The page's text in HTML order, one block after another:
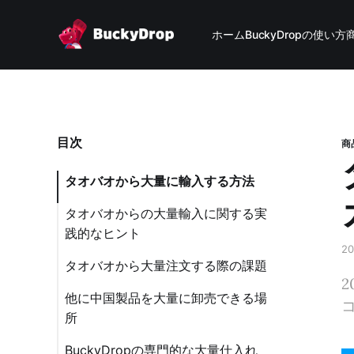
ホームBuckyDropの使い方
目次
タオバオから大量に輸入する方法
タオバオからの大量輸入に関する実
践的なヒント
タオバオから大量注文する際の課題
他に中国製品を大量に卸売できる場
所
BuckyDropの専門的な大量仕入れ
商